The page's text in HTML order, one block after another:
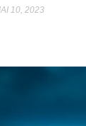
10, 2023